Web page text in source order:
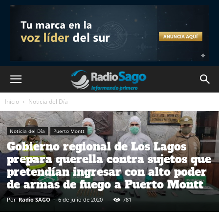
Inicio Noticia del Día
Noticia del Día Puerto Montt
Gobierno regional de Los Lagos
prepara querella contra sujetos que
pretendían ingresar con alto poder
de armas de fuego a Puerto Montt
Por Radio SAGO - 6 de julio de 2020 781